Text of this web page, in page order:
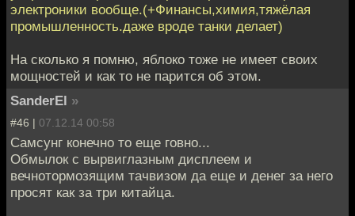
электроники вообще.(+Финансы,химия,тяжёлая
промышленность.даже вроде танки делает)
На сколько я помню, яблоко тоже не имеет своих
мощностей и как то не парится об этом.
SanderEl »
#46 | 07.12.14 00:58
Самсунг конечно то еще говно...
Обмылок с вырвиглазным дисплеем и
вечнотормозящим тачвизом да еще и денег за него
просят как за три китайца.